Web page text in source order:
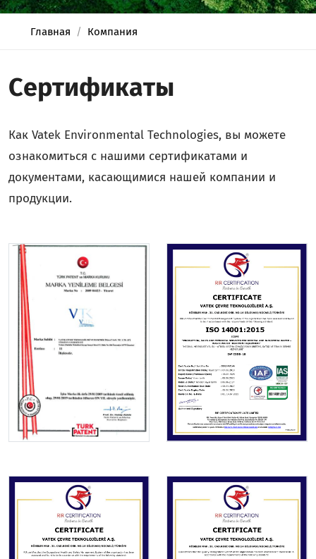
Главная Компания
Сертификаты
Как Vatek Environmental Technologies, вы можете
ознакомиться с нашими сертификатами и
документами, касающимися нашей компании и
продукции.